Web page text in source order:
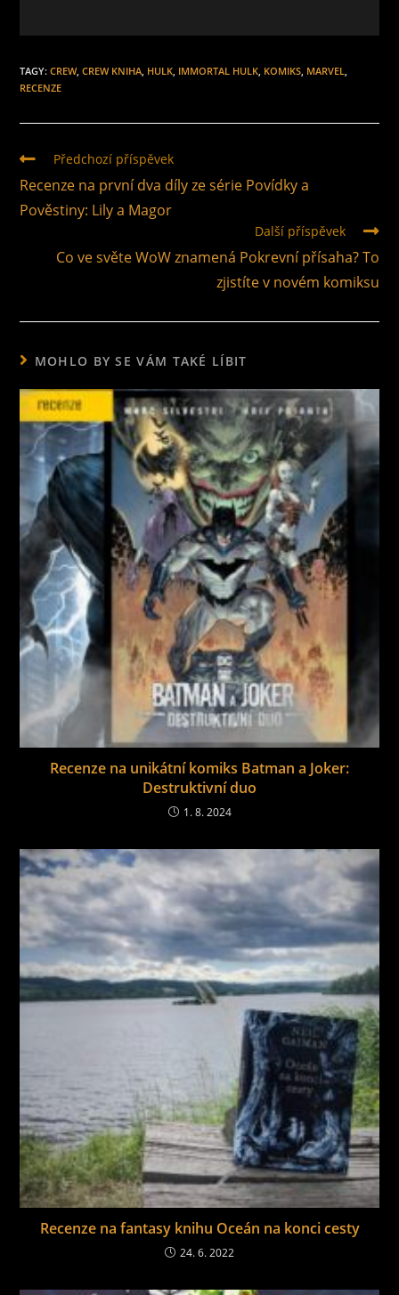
TAGY:CREW, CREW KNIHA HULK IMMORTAL HULK KOMIKS MARVEL
RECENZE
Předchozí příspěvek
Recenze na první dva díly ze série Povídky a
Pověstiny: Lily a Magor
Další příspěvek
Co ve světe WoW znamená Pokrevní přísaha? To
zjistíte v novém komiksu
MOHLO BY SE VÁM TAKÉ LÍBIT
Recenze na unikátní komiks Batman a Joker:
Destruktivní duo
1. 8. 2024
Recenze na fantasy knihu Oceán na konci cesty
24. 6. 2022